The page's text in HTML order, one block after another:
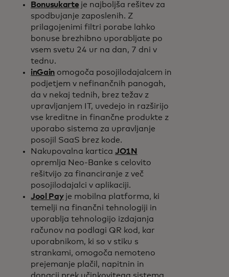
Bonusukarteje najboljša rešitev za
spodbujanje zaposlenih. Z
prilagojenimi filtri porabe lahko
bonuse brezhibno uporabljate po
vsem svetu 24 ur na dan, 7 dni v
tednu.
inGain omogoča posojilodajalcem in
podjetjem v nefinančnih panogah,
da v nekaj tednih, brez težav z
upravljanjem IT, uvedejo in razširijo
vse kreditne in finančne produkte z
uporabo sistema za upravljanje
posojil SaaS brez kode.
Nakupovalna kartica JO1N
opremlja Neo-Banke s celovito
rešitvijo za financiranje z več
posojilodajalci v aplikaciji.
Jool Payje mobilna platforma, ki
temelji na finančni tehnologiji in
uporablja tehnologijo izdajanja
računov na podlagi QR kod, kar
uporabnikom, ki so v stiku s
strankami, omogoča nemoteno
prejemanje plačil, napitnin in